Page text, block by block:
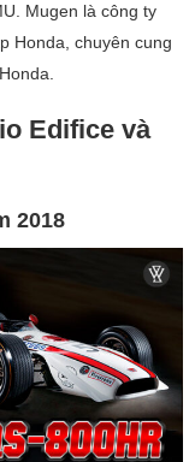
Mugen là công ty
Honda, chuyên cung
Edifice và
2018